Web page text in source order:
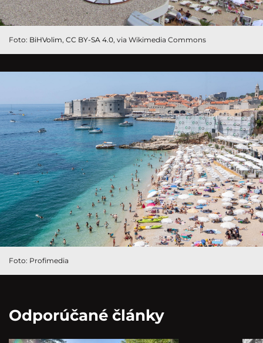
Foto: BiHVolim, CC BY-SA 4.0, via Wikimedia Commons
Foto: Profimedia
Odporúčané články